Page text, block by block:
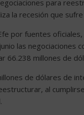
para
la recesión que
por fuentes
las negociaciones
66.238 millones de
de dólares de
al